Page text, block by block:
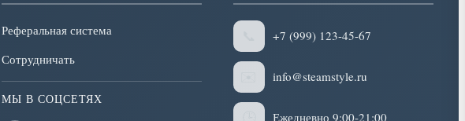
Реферальная система
Сотрудничать
МЫ В СОЦСЕТЯХ
+7 (999) 123-45-67
info@steamstyle.ru
Ежедневно 9:00-21:00